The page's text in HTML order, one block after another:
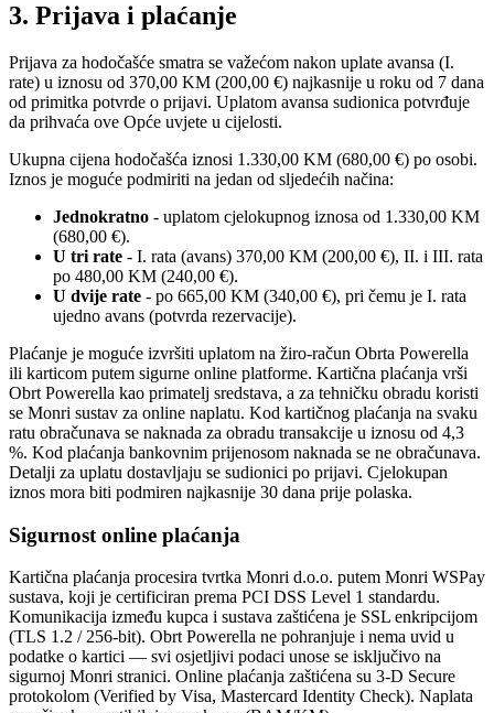
3. Prijava i plaćanje
Prijava za hodočašće smatra se važećom nakon uplate avansa (I.
rate) u iznosu od 370,00 KM (200,00 €) najkasnije u roku od 7 dana
od primitka potvrde o prijavi. Uplatom avansa sudionica potvrđuje
da prihvaća ove Opće uvjete u cijelosti.
Ukupna cijena hodočašća iznosi 1.330,00 KM (680,00 €) po osobi.
Iznos je moguće podmiriti na jedan od sljedećih načina:
Jednokratno - uplatom cjelokupnog iznosa od 1.330,00 KM
(680,00 €).
U tri rate - I. rata (avans) 370,00 KM (200,00 €), II. i III. rata
po 480,00 KM (240,00 €).
U dvije rate - po 665,00 KM (340,00 €), pri čemu je I. rata
ujedno avans (potvrda rezervacije).
Plaćanje je moguće izvršiti uplatom na žiro-račun Obrta Powerella
ili karticom putem sigurne online platforme. Kartična plaćanja vrši
Obrt Powerella kao primatelj sredstava, a za tehničku obradu koristi
se Monri sustav za online naplatu. Kod kartičnog plaćanja na svaku
ratu obračunava se naknada za obradu transakcije u iznosu od 4,3
%. Kod plaćanja bankovnim prijenosom naknada se ne obračunava.
Detalji za uplatu dostavljaju se sudionici po prijavi. Cjelokupan
iznos mora biti podmiren najkasnije 30 dana prije polaska.
Sigurnost online plaćanja
Kartična plaćanja procesira tvrtka Monri d.o.o. putem Monri WSPay
sustava, koji je certificiran prema PCI DSS Level 1 standardu.
Komunikacija između kupca i sustava zaštićena je SSL enkripcijom
(TLS 1.2 / 256-bit). Obrt Powerella ne pohranjuje i nema uvid u
podatke o kartici — svi osjetljivi podaci unose se isključivo na
sigurnoj Monri stranici. Online plaćanja zaštićena su 3-D Secure
protokolom (Verified by Visa, Mastercard Identity Check). Naplata